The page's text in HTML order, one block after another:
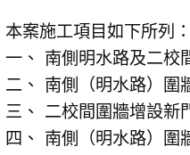
本案施工項目如下所列：
南側明水路及二校
南側（明水路）圍
二校間圍牆增設新
南側（明水路）圍